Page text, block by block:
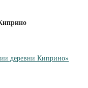
деревни Киприно»